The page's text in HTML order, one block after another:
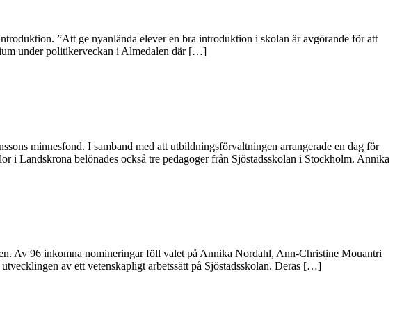
”Att ge nyanlända elever en bra introduktion i skolan är avgörande för att
under politikerveckan i Almedalen där […]
minnesfond. I samband med att utbildningsförvaltningen arrangerade en dag för
Landskrona belönades också tre pedagoger från Sjöstadsskolan i Stockholm. Annika
Av 96 inkomna nomineringar föll valet på Annika Nordahl, Ann-Christine Mouantri
av ett vetenskapligt arbetssätt på Sjöstadsskolan. Deras […]